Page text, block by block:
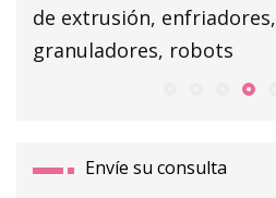
de extrusión, enfriadores,
granuladores, robots
Envíe su consulta